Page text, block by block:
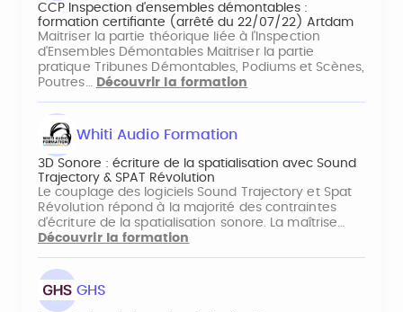
CCP Inspection d'ensembles démontables :
formation certifiante (arrêté du 22/07/22) Artdam
Maitriser la partie théorique liée à l'Inspection
d'Ensembles Démontables Maitriser la partie
pratique Tribunes Démontables, Podiums et Scènes,
Poutres…
Découvrir la formation
Whiti Audio Formation
3D Sonore : écriture de la spatialisation avec Sound
Trajectory & SPAT Révolution
Le couplage des logiciels Sound Trajectory et Spat
Révolution répond à la majorité des contraintes
d’écriture de la spatialisation sonore. La maîtrise…
Découvrir la formation
GHS